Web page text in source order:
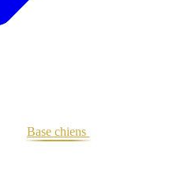
Base chiens